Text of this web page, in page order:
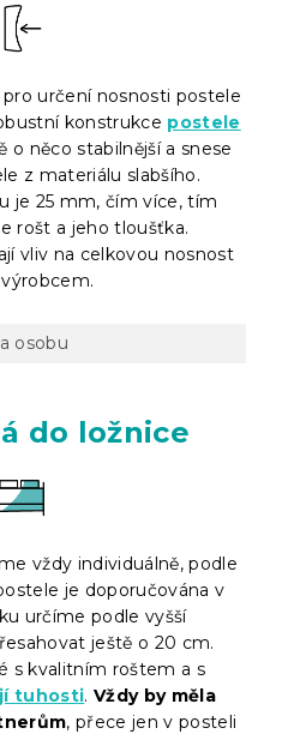
určení nosnosti postele
konstrukce postele
o něco stabilnější a snese
z materiálu slabšího.
je 25 mm, čím více, tím
rošt a jeho tloušťka.
vliv na celkovou nosnost
osobu
do ložnice
vždy individuálně, podle
je doporučována v
určíme podle vyšší
ještě o 20 cm.
s kvalitním roštem a s
tuhosti.Vždy by měla
, přece jen v posteli